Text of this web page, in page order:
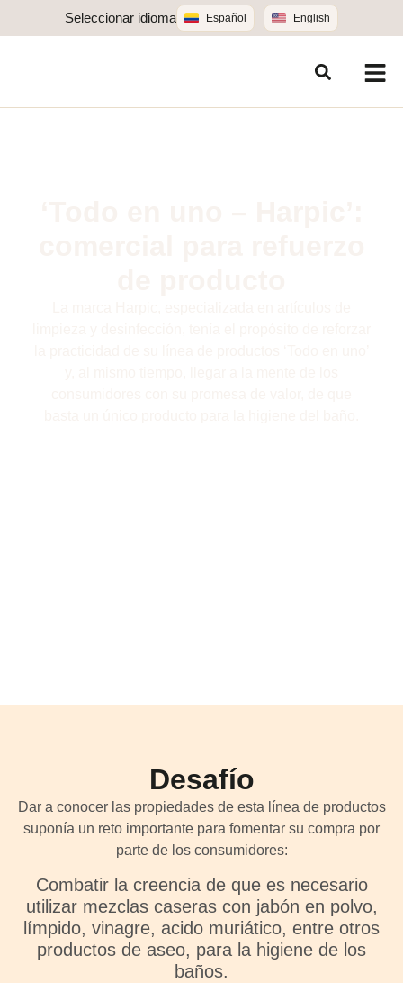
Seleccionar idioma Español English
Desafío
Dar a conocer las propiedades de esta línea de productos
suponía un reto importante para fomentar su compra por
parte de los consumidores:
Combatir la creencia de que es necesario
utilizar mezclas caseras con jabón en polvo,
límpido, vinagre, acido muriático, entre otros
productos de aseo, para la higiene de los
baños.